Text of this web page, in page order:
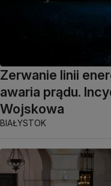
Zerwanie linii
awaria prądu.
Wojskowa
BIAŁYSTOK